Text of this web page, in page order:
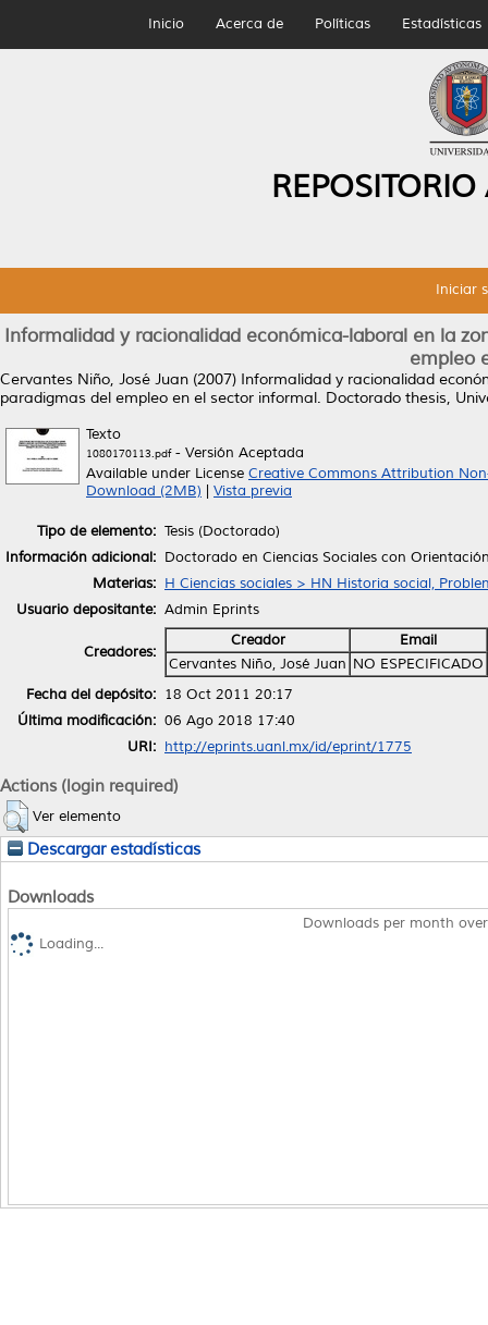
Inicio Acerca de Políticas Estadísticas
Iniciar
Informalidad y racionalidad económica-laboral en la
empleo
Cervantes Niño, José Juan (2007) Informalidad y racionalidad
paradigmas del empleo en el sector informal. Doctorado thesis,
Texto
1080170113.pdf- Versión Aceptada
Available under License Creative Commons Attribution
Download (2MB)
Vista previa
Tipo de elemento: Tesis (Doctorado)
Información adicional: Doctorado en Ciencias Sociales con
Materias: H Ciencias sociales > HN Historia social,
Usuario depositante: Admin Eprints
Creadores:
Creador
Email
Cervantes Niño, José Juan NO ESPECIFICADO
Fecha del depósito: 18 Oct 2011 20:17
Última modificación: 06 Ago 2018 17:40
URI: http://eprints.uanl.mx/id/eprint/1775
Actions (login required)
Ver elemento
Descargar estadísticas
Downloads
Downloads per month
Loading...